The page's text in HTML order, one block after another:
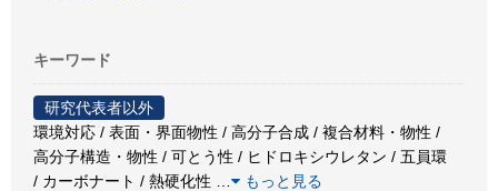
キーワード
研究代表者以外
環境対応 / 表面・界面物性 / 高分子合成 / 複合材料・物性 /
高分子構造・物性 / 可とう性 / ヒドロキシウレタン / 五員環
/ カーボナート / 熱硬化性
もっと見る